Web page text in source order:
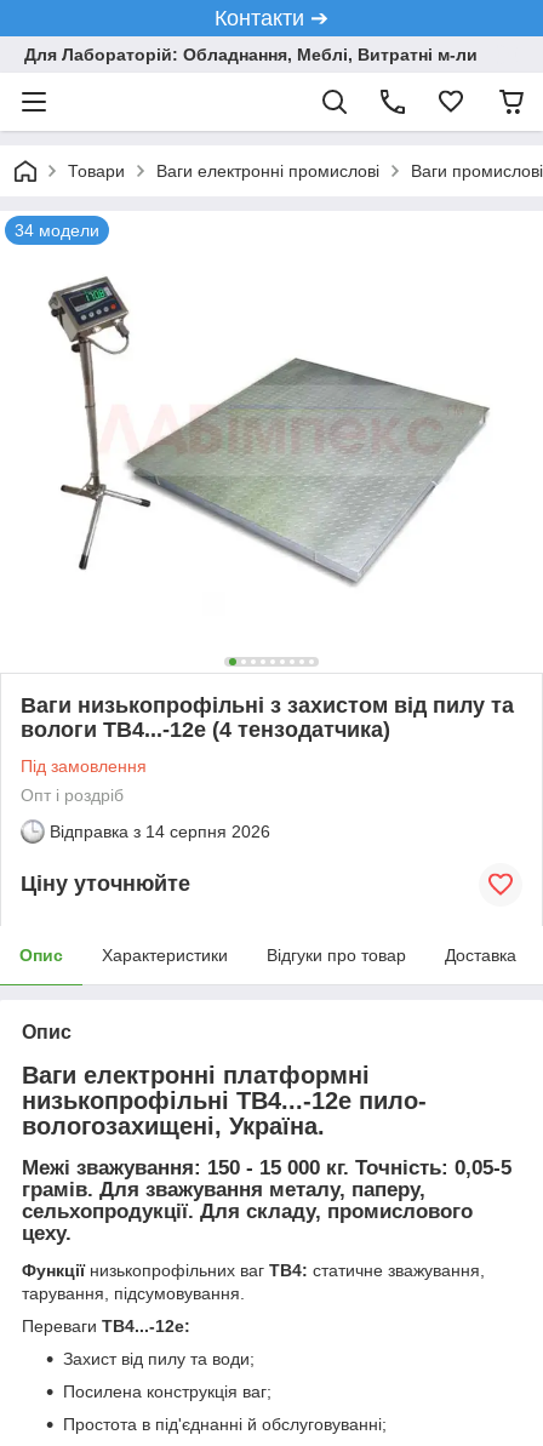
Контакти ➔
Для Лабораторій: Обладнання, Меблі, Витратні м-ли
Товари Ваги електронні промислові Ваги
34 модели
Ваги низькопрофільні з захистом від пилу та
вологи ТВ4...-12е (4 тензодатчика)
Під замовлення
Опт і роздріб
Відправка з 14 серпня 2026
Ціну уточнюйте
Опис Характеристики Відгуки про товар Доставка
Опис
Ваги електронні платформні
низькопрофільні ТВ4...-12е пило-
вологозахищені, Україна.
Межі зважування: 150 - 15 000 кг. Точність: 0,05-5
грамів. Для зважування металу, паперу,
сельхопродукції. Для складу, промислового
цеху.
Функції низькопрофільних ваг ТВ4: статичне зважування,
тарування, підсумовування.
Переваги ТВ4...-12е:
Захист від пилу та води;
Посилена конструкція ваг;
Простота в під'єднанні й обслуговуванні;